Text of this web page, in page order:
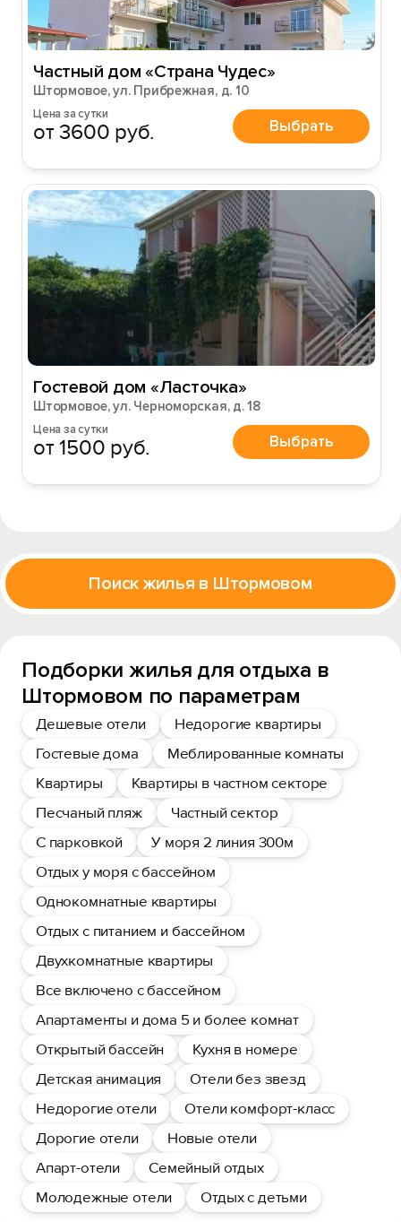
Частный дом «Страна Чудес»
Штормовое, ул. Прибрежная, д. 10
Цена за сутки
от 3600 руб. Выбрать
Гостевой дом «Ласточка»
Штормовое, ул. Черноморская, д. 18
Цена за сутки
от 1500 руб. Выбрать
Поиск жилья в Штормовом
Подборки жилья для отдыха в
Штормовом по параметрам
Дешевые отели
Недорогие квартиры
Гостевые дома
Меблированные комнаты
Квартиры
Квартиры в частном секторе
Песчаный пляж
Частный сектор
С парковкой
У моря 2 линия 300м
Отдых у моря с бассейном
Однокомнатные квартиры
Отдых с питанием и бассейном
Двухкомнатные квартиры
Все включено с бассейном
Апартаменты и дома 5 и более комнат
Открытый бассейн
Кухня в номере
Детская анимация
Отели без звезд
Недорогие отели
Отели комфорт-класс
Дорогие отели
Новые отели
Апарт-отели
Семейный отдых
Молодежные отели
Отдых с детьми